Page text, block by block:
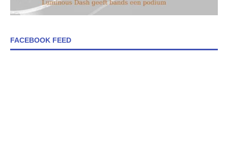
FACEBOOK FEED